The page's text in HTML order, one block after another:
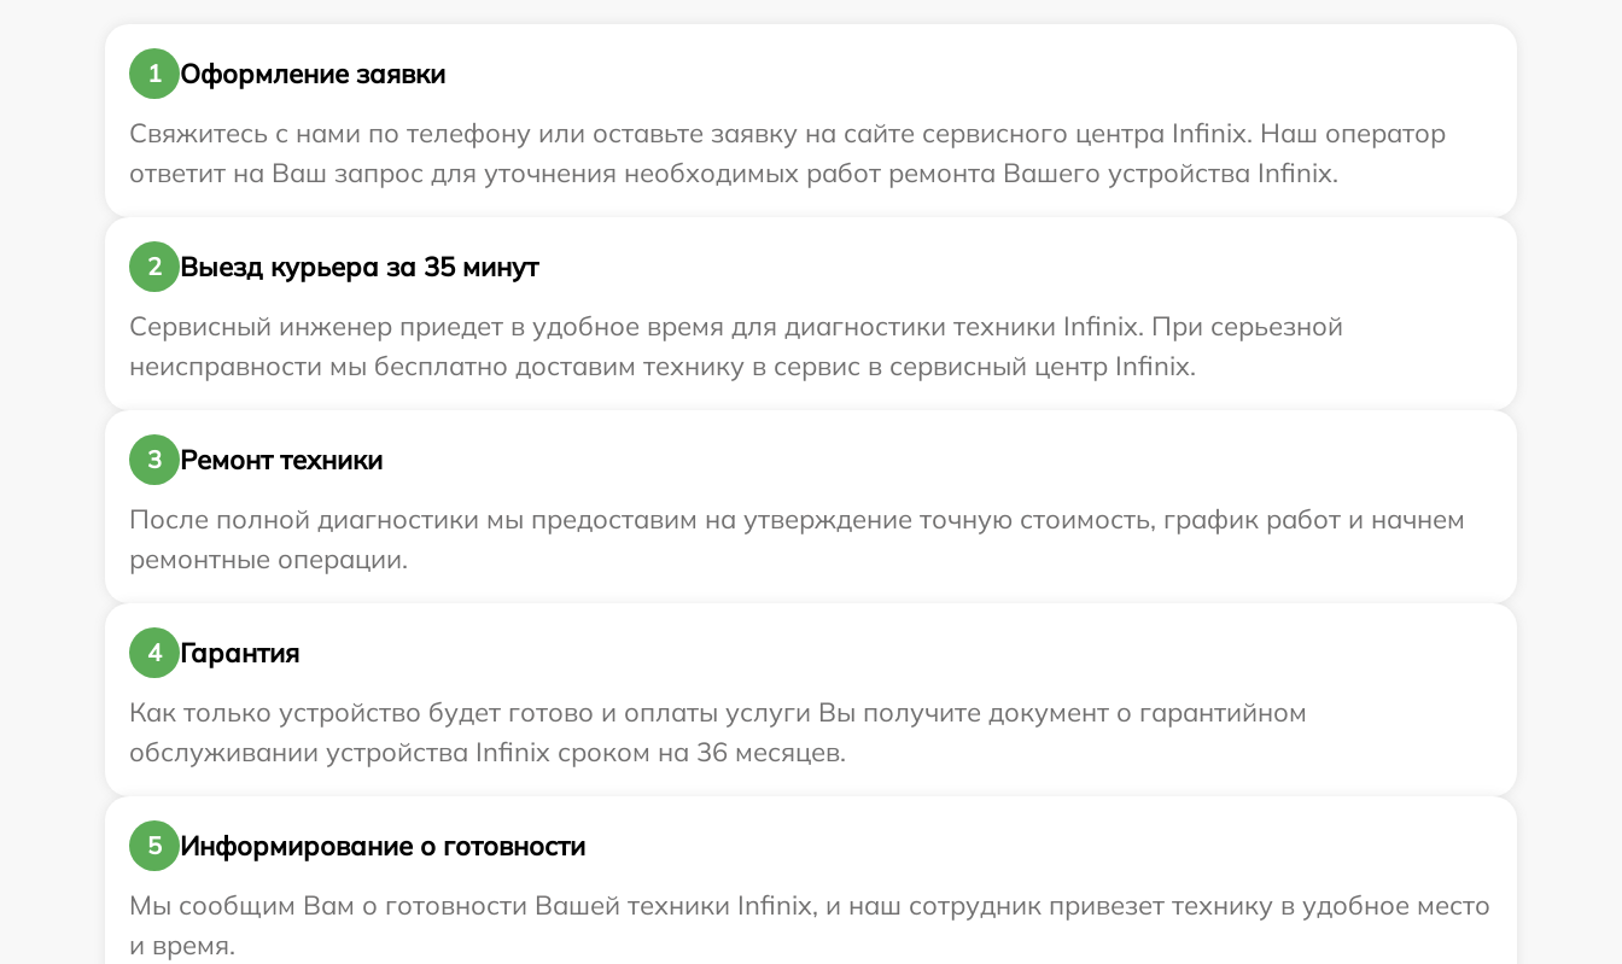
1
Оформление заявки
Свяжитесь с нами по телефону или оставьте заявку на сайте сервисного центра Infinix. Наш оператор
ответит на Ваш запрос для уточнения необходимых работ ремонта Вашего устройства Infinix.
2
Выезд курьера за 35 минут
Сервисный инженер приедет в удобное время для диагностики техники Infinix. При серьезной
неисправности мы бесплатно доставим технику в сервис в сервисный центр Infinix.
3
Ремонт техники
После полной диагностики мы предоставим на утверждение точную стоимость, график работ и начнем
ремонтные операции.
4
Гарантия
Как только устройство будет готово и оплаты услуги Вы получите документ о гарантийном
обслуживании устройства Infinix сроком на 36 месяцев.
5
Информирование о готовности
Мы сообщим Вам о готовности Вашей техники Infinix, и наш сотрудник привезет технику в удобное место
и время.